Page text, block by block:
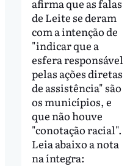
afirma que as falas
de Leite se deram
com a intenção de
"indicar que a
esfera responsável
pelas ações diretas
de assistência" são
os municípios, e
que não houve
"conotação racial".
Leia abaixo a nota
na íntegra: